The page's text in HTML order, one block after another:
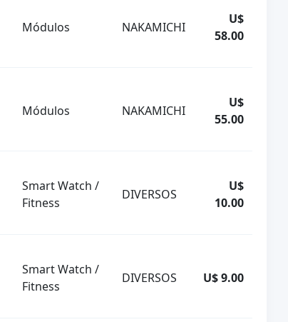
Módulos NAKAMICHI
U$
58.00
Módulos NAKAMICHI
U$
55.00
Smart Watch /
Fitness
DIVERSOS
U$
10.00
Smart Watch /
Fitness
DIVERSOS U$ 9.00